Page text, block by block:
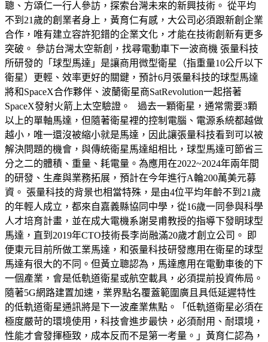
聰、方頌仁一行人參訪，探索台灣未來的新興技術。 從平均
不到21歲的創業者身上，黃育仁有感，大公司必須跟新創企業
合作，唯有建立容許犯錯的企業文化，才能在技術創新有更多
突破。 參訪台灣太空新創，找尋電動車下一波商機 張量科技
所研發的「球型馬達」是讓商用微型衛星（指重量10公斤以下
衛星）更輕、效率更好的關鍵，預計6月張量科技的球型馬達
將和SpaceX合作夥伴、波蘭衛星商SatRevolution一起搭著
SpaceX發射火箭上太空驗證。 過去一顆衛星，通常需要3顆
以上的單軸馬達，但隨著衛星裡的控制電腦、電源系統都越做
越小，唯一還沒被縮小就是馬達，因此讓張量科技看到可以被
解決問題的機會，與傳統衛星馬達組相比，球型馬達可節省三
分之二的體積、重量、耗電量。為應用在2022~2024年兩年間
的研發、生產與業務拓展，預計在今年進行A輪200萬美元募
資。 張量科技的背景也相當特殊，是由4位平均年齡不到21歲
的年輕人成立，都來自嘉義縣協同中學，從16歲一同參與科學
人才培育計畫，並在成大電機系謝旻甫教授的指導下發眀球型
馬達，直到2019年CTO技術長李尚融滿20歲才創立公司。 即
便東元目前所做工業馬達，和張量科技研發應用在衛星的球型
馬達有很大的不同。但黃立聰認為，馬達應用在電動車後的下
一個產業，會是低軌道衛星或航空載具，必須提前投資佈局。
隨著5G網路建置加速，業界點名覆蓋範圍廣且具低延遲特性
的低軌道衛星通訊將是下一波產業焦點。「低軌道衛星必須在
極度嚴苛的環境使用，科技會進步最快，必須耐用、耐環境，
性能才會發揮極致，成本反而不是第一考量。」黃育仁認為，